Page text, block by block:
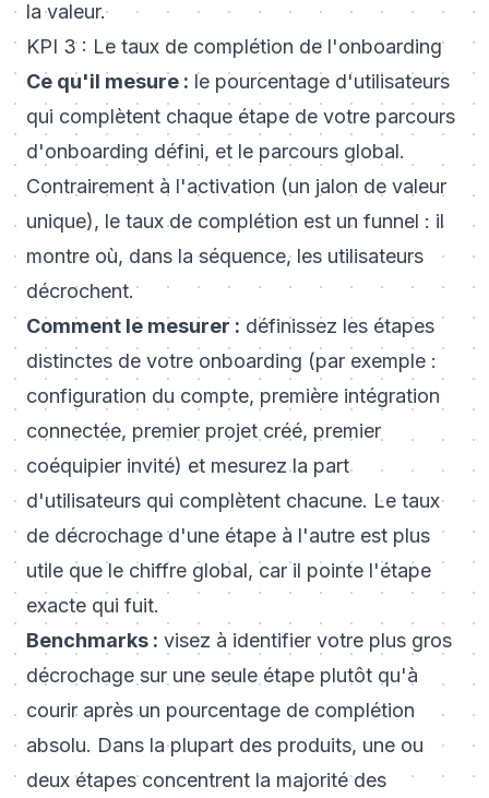
la valeur.
KPI 3 : Le taux de complétion de l'onboarding
Ce qu'il mesure : le pourcentage d'utilisateurs
qui complètent chaque étape de votre parcours
d'onboarding défini, et le parcours global.
Contrairement à l'activation (un jalon de valeur
unique), le taux de complétion est un funnel : il
montre où, dans la séquence, les utilisateurs
décrochent.
Comment le mesurer : définissez les étapes
distinctes de votre onboarding (par exemple :
configuration du compte, première intégration
connectée, premier projet créé, premier
coéquipier invité) et mesurez la part
d'utilisateurs qui complètent chacune. Le taux
de décrochage d'une étape à l'autre est plus
utile que le chiffre global, car il pointe l'étape
exacte qui fuit.
Benchmarks : visez à identifier votre plus gros
décrochage sur une seule étape plutôt qu'à
courir après un pourcentage de complétion
absolu. Dans la plupart des produits, une ou
deux étapes concentrent la majorité des